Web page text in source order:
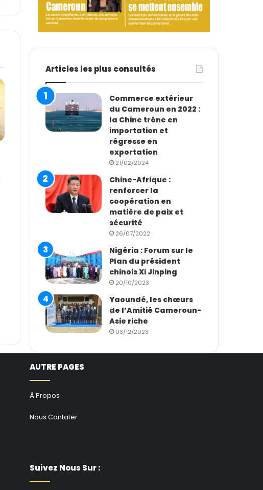
Articles les plus consultés
Commerce extérieur
du Cameroun en 2022 :
la Chine trône en
importation et
régresse en
exportation
21/02/2024
Chine-Afrique :
renforcer la
coopération en
matière de paix et
sécurité
26/07/2022
Nigéria : Forum sur le
Plan du président
chinois Xi Jinping
20/10/2023
Yaoundé, les chœurs
de l’Amitié Cameroun-
Asie riche
03/12/2023
AUTRE PAGES
À Propos
Nous Contater
Suivez Nous Sur :